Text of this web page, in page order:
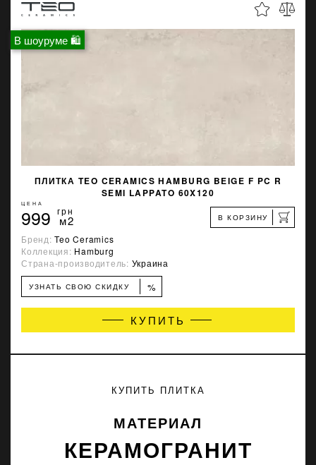
В шоуруме 🛍
ПЛИТКА TEO CERAMICS HAMBURG BEIGE F PC R
SEMI LAPPATO 60X120
ЦЕНА
999 грн
м2 В КОРЗИНУ
Бренд:Teo Ceramics
Коллекция: Hamburg
Страна-производитель: Украина
УЗНАТЬ СВОЮ СКИДКУ %
КУПИТЬ
КУПИТЬ ПЛИТКА
МАТЕРИАЛ
КЕРАМОГРАНИТ